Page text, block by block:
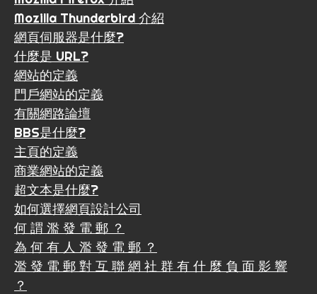
Mozilla Thunderbird 介紹
網頁伺服器是什麼?
什麼是 URL?
網站的定義
門戶網站的定義
有關網路論壇
BBS是什麼?
主頁的定義
商業網站的定義
超文本是什麼?
如何選擇網頁設計公司
何 謂 濫 發 電 郵 ？
為 何 有 人 濫 發 電 郵 ？
濫 發 電 郵 對 互 聯 網 社 群 有 什 麼 負 面 影 響
？